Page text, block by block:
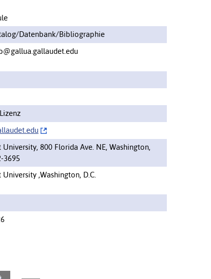
Datenbank/Bibliographie
University, 800 Florida Ave. NE, Washington,
3695
,Washington, D.C.